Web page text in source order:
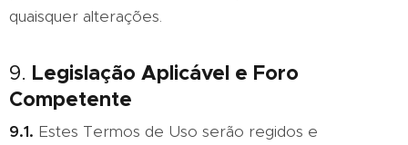
quaisquer alterações.
9. Legislação Aplicável e Foro
Competente
9.1. Estes Termos de Uso serão regidos e